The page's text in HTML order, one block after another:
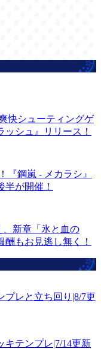
快シューティングゲ
シュ』リリース！
『鋼嵐 - メカラシ』
が開催！
、新章「氷と血の
もお見逃し無く！
プレと立ち回り|8/7更
キテンプレ|7/14更新